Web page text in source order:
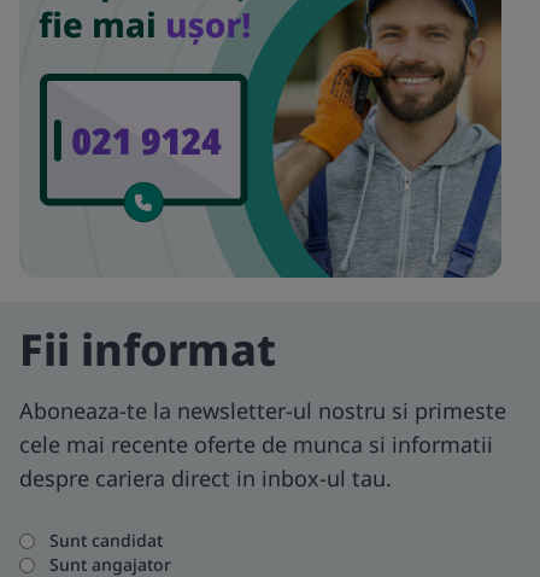
Fii informat
Aboneaza-te la newsletter-ul nostru si primeste
cele mai recente oferte de munca si informatii
despre cariera direct in inbox-ul tau.
Sunt candidat
Sunt angajator